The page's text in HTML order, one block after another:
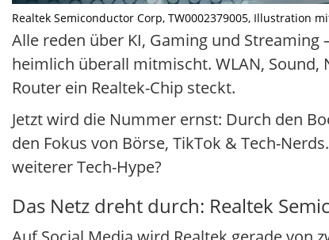
Realtek Semiconductor Corp, TW0002379005, Illustration
Alle reden über KI, Gaming und Streaming
heimlich überall mitmischt. WLAN,
Router ein Realtek-Chip steckt.
Jetzt wird die Nummer ernst: Durch den
den Fokus von Börse, TikTok & Tech-
weiterer Tech-Hype?
Das Netz dreht durch: Realtek